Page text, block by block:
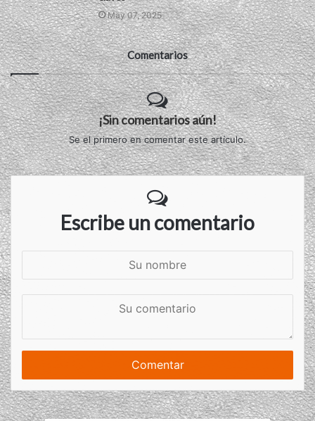
May 07, 2025
Comentarios
¡Sin comentarios aún!
Se el primero en comentar este artículo.
Escribe un comentario
n
t